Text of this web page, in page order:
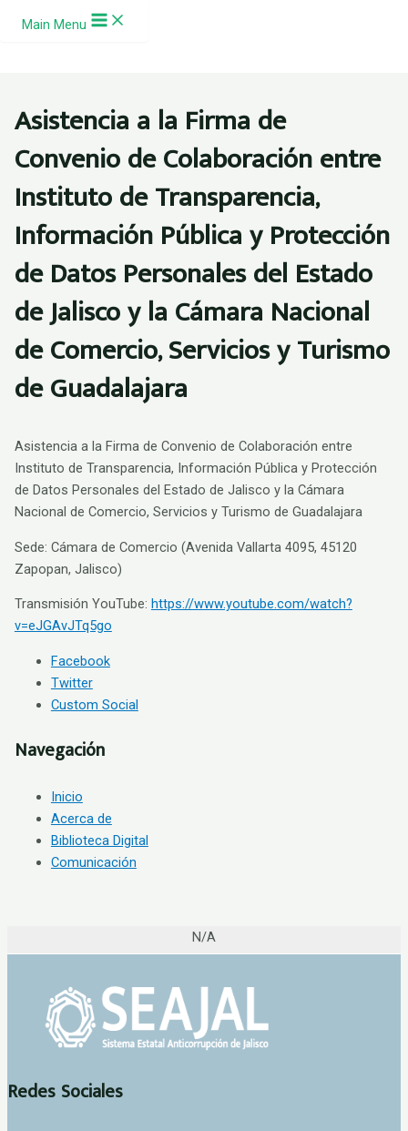
Ir al contenido
Main Menu
Asistencia a la Firma de
Convenio de Colaboración entre
Instituto de Transparencia,
Información Pública y Protección
de Datos Personales del Estado
de Jalisco y la Cámara Nacional
de Comercio, Servicios y Turismo
de Guadalajara
Asistencia a la Firma de Convenio de Colaboración entre
Instituto de Transparencia, Información Pública y Protección
de Datos Personales del Estado de Jalisco y la Cámara
Nacional de Comercio, Servicios y Turismo de Guadalajara
Sede: Cámara de Comercio (Avenida Vallarta 4095, 45120
Zapopan, Jalisco)
Transmisión YouTube: https://www.youtube.com/watch?
v=eJGAvJTq5go
Facebook
Twitter
Custom Social
Navegación
Inicio
Acerca de
Biblioteca Digital
Comunicación
N/A
Redes Sociales